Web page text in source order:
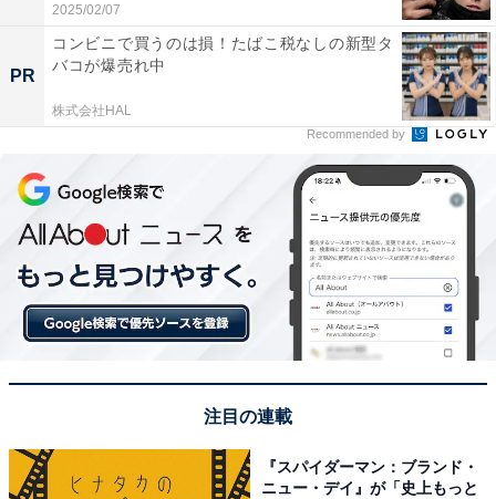
2025/02/07
PR
コンビニで買うのは損！たばこ税なしの新型タ
バコが爆売れ中
株式会社HAL
Recommended by
注目の連載
『スパイダーマン：ブランド・
ニュー・デイ』が「史上もっと